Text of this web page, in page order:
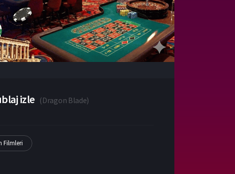
izle (Dragon Blade)
Filmleri